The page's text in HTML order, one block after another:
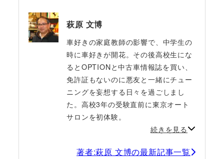
萩原 文博
車好きの家庭教師の影響で、中学生の
時に車好きが開花。その後高校生にな
るとOPTIONと中古車情報誌を買い、
免許証もないのに悪友と一緒にチュー
ニングを妄想する日々を過ごしまし
た。高校3年の受験直前に東京オート
サロンを初体験。
続きを見る
著者:萩原 文博の最新記事一覧